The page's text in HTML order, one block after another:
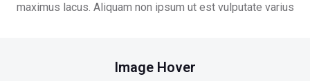
maximus lacus. Aliquam non ipsum ut est vulputate varius
Image Hover